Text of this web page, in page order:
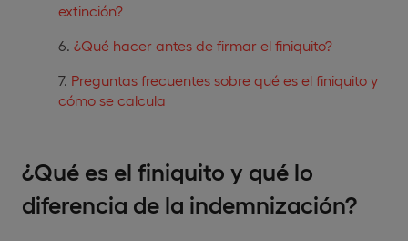
extinción?
¿Qué hacer antes de firmar el finiquito?
Preguntas frecuentes sobre qué es el finiquito y
cómo se calcula
¿Qué es el finiquito y qué lo
diferencia de la indemnización?